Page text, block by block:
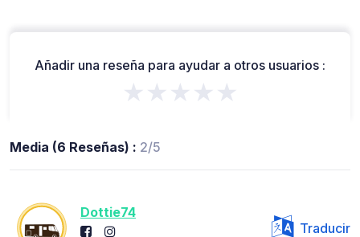
Añadir una reseña para ayudar a otros usuarios :
★★★★★
Media (6 Reseñas) : 2/5
Dottie74
Traducir